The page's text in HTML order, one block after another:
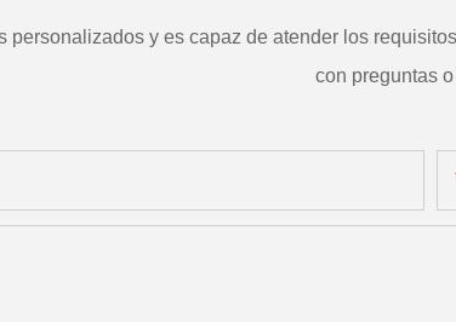
y es capaz de atender los
con preguntas